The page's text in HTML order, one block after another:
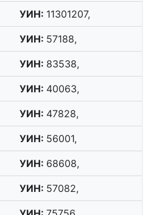
УИН: 11301207,
УИН: 57188,
УИН: 83538,
УИН: 40063,
УИН: 47828,
УИН: 56001,
УИН: 68608,
УИН: 57082,